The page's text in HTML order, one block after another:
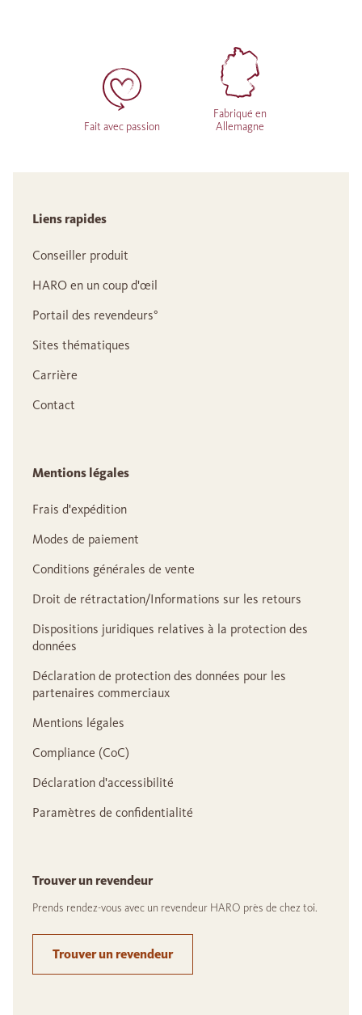
Fait avec passion
Fabriqué en
Allemagne
Liens rapides
Conseiller produit
HARO en un coup d'œil
Portail des revendeurs°
Sites thématiques
Carrière
Contact
Mentions légales
Frais d'expédition
Modes de paiement
Conditions générales de vente
Droit de rétractation/Informations sur les retours
Dispositions juridiques relatives à la protection des
données
Déclaration de protection des données pour les
partenaires commerciaux
Mentions légales
Compliance (CoC)
Déclaration d'accessibilité
Paramètres de confidentialité
Trouver un revendeur
Prends rendez-vous avec un revendeur HARO près de chez toi.
Trouver un revendeur